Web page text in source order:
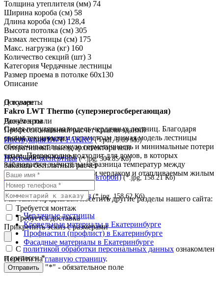
Толщина утеплителя (мм) 74
Ширина короба (см) 58
Длина короба (см) 128,4
Высота потолка (см) 305
Размах лестницы (см) 175
Макс. нагрузка (кг) 160
Количество секций (шт) 3
Категория Чердачные лестницы
Размер проема в потолке 60x130
Описание
О товаре
Fakro LWT Thermo (суперэнергосберегающая)
Самая популярная модель чердачных лестниц. Благодаря
своим техническим параметрам данная модель лестницы
обеспечивает высокую герметичность и минимальные потери
тепла. Превосходно подходит для домов, в которых
наблюдается значительная разница температур между
неотапливаемым холодным чердаком и отапливаемым жилым
помещением.
Мы также предлагаем посетить другие разделы нашего сайта:
Чердачные лестницы
Кровельные материалы в Екатеринбурге
Профнастил (профлист) в Екатеринбурге
Фасадные материалы в Екатеринбурге
Перейти наглавную страницу.
Документы
Документы
Инструкция LWT FAKRO (*.pdf, 5.69 Мб)
Протокол экспертизы (*.jpg, 504.85 Кб)
Сертификат соответствия (второй) (*.jpg, 158.21 Кб)
Сертификат соответствия (*.jpg, 158.62 Кб)
Расчёт кровли
Профессиональный расчёт кровли зданий
любой сложности.
Оперативный выезд архитектора или
замерщика-инженера.
Заказать бесплатный расчет
Требуется монтаж
Требуется доставка
Прикрепить эскиз с размерами
С политикой обработки персональных данных ознакомлен
и согласен*
Отправить "*" - обязательное поле